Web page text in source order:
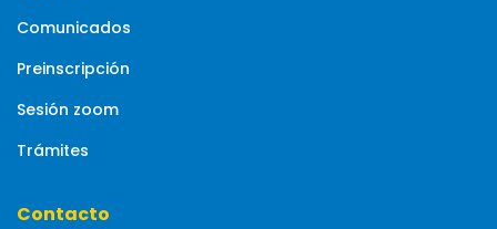
Comunicados
Preinscripción
Sesión zoom
Trámites
Contacto